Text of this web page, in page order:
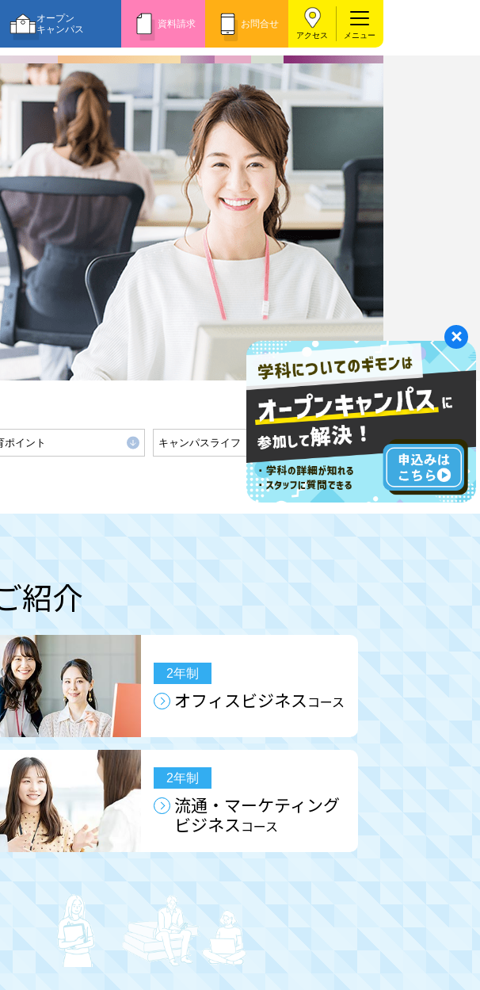
オープン
キャンパス
資料請求 お問合せ
アクセス
ポイント キャンパスライフ
紹介
2年制
オフィスビジネスコース
2年制
流通・ マーケティング
ビジネスコース